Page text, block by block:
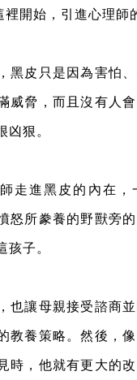
開始，引進心理師
黑皮只是因為害怕
威脅，而且沒有人
狠。
走進黑皮的內在，
怒所豢養的野獸旁
子。
也讓母親接受諮商
教養策略。然後，
時，他就有更大的